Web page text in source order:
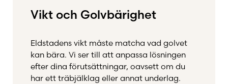
Vikt och Golvbärighet
Eldstadens vikt måste matcha vad golvet
kan bära. Vi ser till att anpassa lösningen
efter dina förutsättningar, oavsett om du
har ett träbjälklag eller annat underlag.